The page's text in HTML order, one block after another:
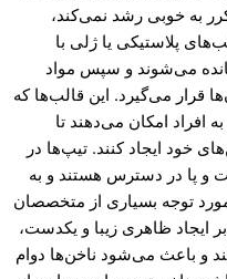
به خوبی رشد نمی‌کند،
پلاستیکی یا ژلی با
می‌شوند و سپس مواد
قرار می‌گیرد. این قالب‌ها که
امکان می‌دهند تا
خود ایجاد کنند. تیپ‌ها در
پا در دسترس هستند و به
توجه بسیاری از متخصصان
ایجاد ظاهری زیبا و یکدست،
و باعث می‌شود ناخن‌ها دوام